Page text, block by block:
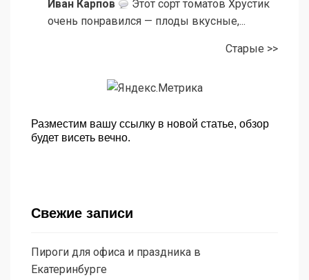
Иван Карпов
Этот сорт томатов Хрустик
очень понравился — плоды вкусные,...
Старые >>
Разместим вашу ссылку в новой статье, обзор
будет висеть вечно.
Свежие записи
Пироги для офиса и праздника в
Екатеринбурге